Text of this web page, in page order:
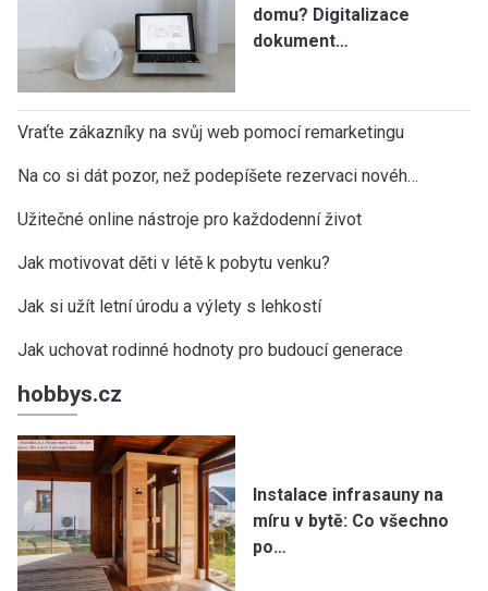
domu? Digitalizace
dokument…
Vraťte zákazníky na svůj web pomocí remarketingu
Na co si dát pozor, než podepíšete rezervaci novéh…
Užitečné online nástroje pro každodenní život
Jak motivovat děti v létě k pobytu venku?
Jak si užít letní úrodu a výlety s lehkostí
Jak uchovat rodinné hodnoty pro budoucí generace
hobbys.cz
Instalace infrasauny na
míru v bytě: Co všechno
po…